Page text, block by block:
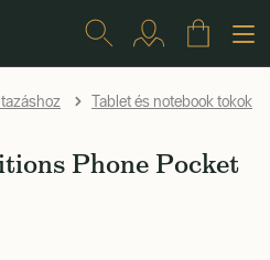
Tablet és notebook tokok
Phone Pocket